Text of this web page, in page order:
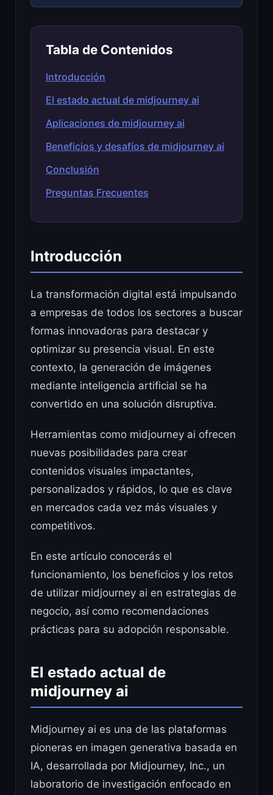
Tabla de Contenidos
Introducción
El estado actual de midjourney ai
Aplicaciones de midjourney ai
Beneficios y desafíos de midjourney ai
Conclusión
Preguntas Frecuentes
Introducción
La transformación digital está impulsando
a empresas de todos los sectores a buscar
formas innovadoras para destacar y
optimizar su presencia visual. En este
contexto, la generación de imágenes
mediante inteligencia artificial se ha
convertido en una solución disruptiva.
Herramientas como midjourney ai ofrecen
nuevas posibilidades para crear
contenidos visuales impactantes,
personalizados y rápidos, lo que es clave
en mercados cada vez más visuales y
competitivos.
En este artículo conocerás el
funcionamiento, los beneficios y los retos
de utilizar midjourney ai en estrategias de
negocio, así como recomendaciones
prácticas para su adopción responsable.
El estado actual de
midjourney ai
Midjourney ai es una de las plataformas
pioneras en imagen generativa basada en
IA, desarrollada por Midjourney, Inc., un
laboratorio de investigación enfocado en